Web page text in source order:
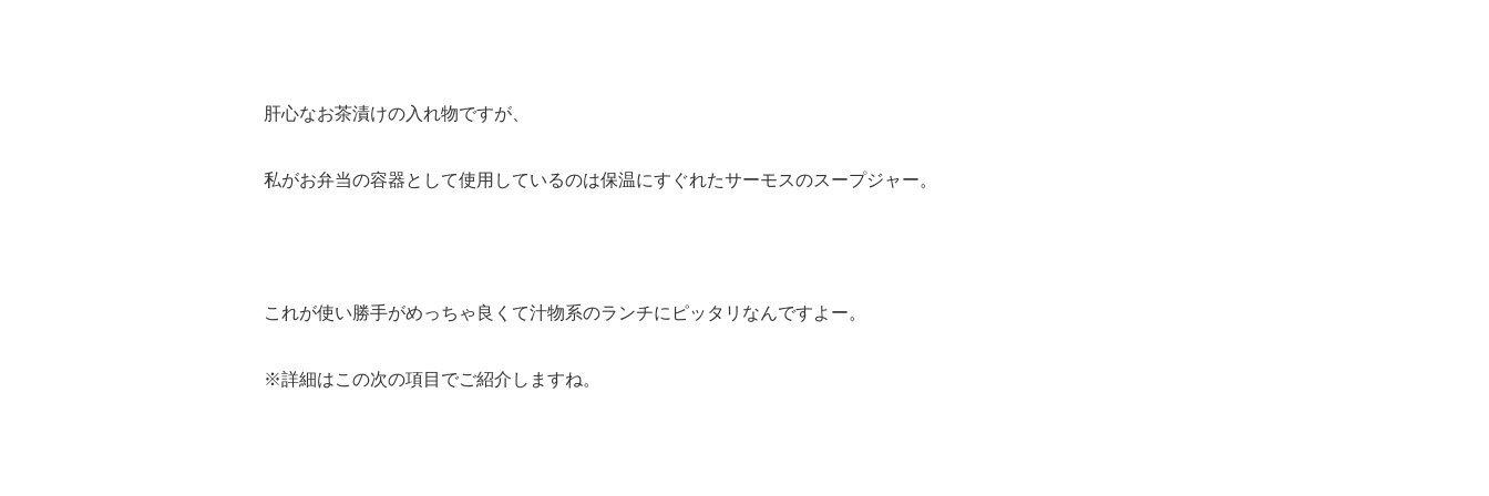
肝心なお茶漬けの入れ物ですが、
私がお弁当の容器として使用しているのは保温にすぐれたサーモスのスープジャー。
これが使い勝手がめっちゃ良くて汁物系のランチにピッタリなんですよー。
※詳細はこの次の項目でご紹介しますね。